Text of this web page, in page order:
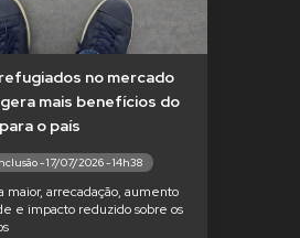
no mercado
mais benefícios do
o país
- 17/07/2026 - 14h38
maior, arrecadação, aumento
e impacto reduzido sobre os